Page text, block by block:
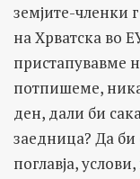
земјите-членки
на Хрватска во
пристапувавме
потпишеме,
ден, дали би
заедница? Да би
поглавја,